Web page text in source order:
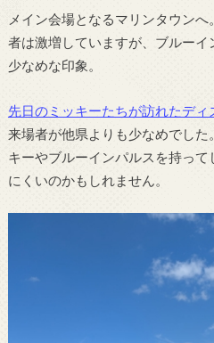
メイン会場となるマリンタウン
者は激増していますが、ブルー
少なめな印象。
先日のミッキーたちが訪れたデ
来場者が他県よりも少なめでし
キーやブルーインパルスを持っ
にくいのかもしれません。